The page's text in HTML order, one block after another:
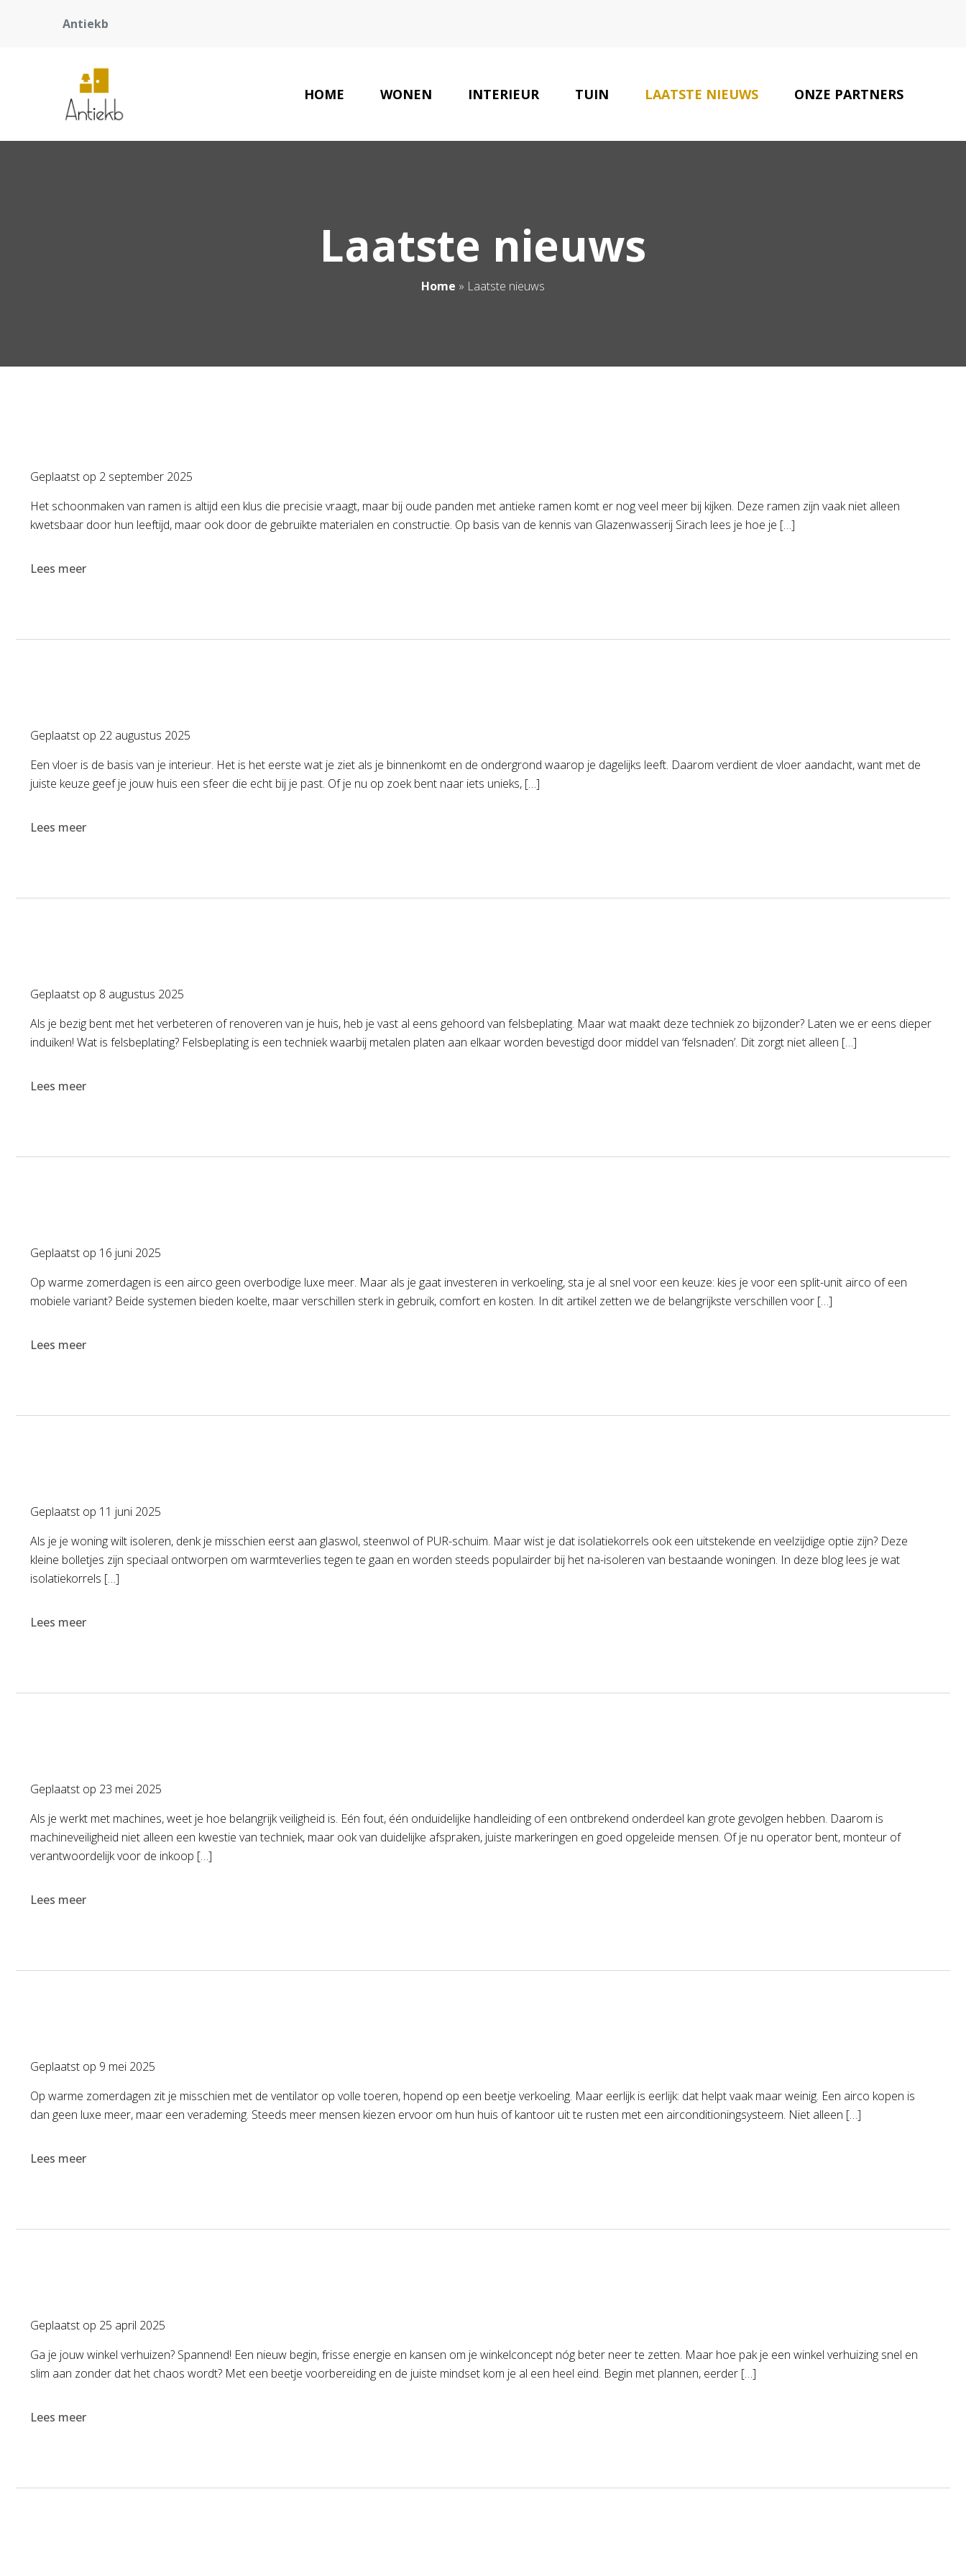
Antiekb
HOME WONEN INTERIEUR TUIN LAATSTE NIEUWS ONZE PARTNERS
Laatste nieuws
Home » Laatste nieuws
Geplaatst op 2 september 2025
Het schoonmaken van ramen is altijd een klus die precisie vraagt, maar bij oude panden met antieke ramen komt er nog veel meer bij kijken. Deze ramen zijn vaak niet alleen
kwetsbaar door hun leeftijd, maar ook door de gebruikte materialen en constructie. Op basis van de kennis van Glazenwasserij Sirach lees je hoe je […]
Lees meer
Geplaatst op 22 augustus 2025
Een vloer is de basis van je interieur. Het is het eerste wat je ziet als je binnenkomt en de ondergrond waarop je dagelijks leeft. Daarom verdient de vloer aandacht, want met de
juiste keuze geef je jouw huis een sfeer die echt bij je past. Of je nu op zoek bent naar iets unieks, […]
Lees meer
Geplaatst op 8 augustus 2025
Als je bezig bent met het verbeteren of renoveren van je huis, heb je vast al eens gehoord van felsbeplating. Maar wat maakt deze techniek zo bijzonder? Laten we er eens dieper
induiken! Wat is felsbeplating? Felsbeplating is een techniek waarbij metalen platen aan elkaar worden bevestigd door middel van ‘felsnaden’. Dit zorgt niet alleen […]
Lees meer
Geplaatst op 16 juni 2025
Op warme zomerdagen is een airco geen overbodige luxe meer. Maar als je gaat investeren in verkoeling, sta je al snel voor een keuze: kies je voor een split-unit airco of een
mobiele variant? Beide systemen bieden koelte, maar verschillen sterk in gebruik, comfort en kosten. In dit artikel zetten we de belangrijkste verschillen voor […]
Lees meer
Geplaatst op 11 juni 2025
Als je je woning wilt isoleren, denk je misschien eerst aan glaswol, steenwol of PUR-schuim. Maar wist je dat isolatiekorrels ook een uitstekende en veelzijdige optie zijn? Deze
kleine bolletjes zijn speciaal ontworpen om warmteverlies tegen te gaan en worden steeds populairder bij het na-isoleren van bestaande woningen. In deze blog lees je wat
isolatiekorrels […]
Lees meer
Geplaatst op 23 mei 2025
Als je werkt met machines, weet je hoe belangrijk veiligheid is. Eén fout, één onduidelijke handleiding of een ontbrekend onderdeel kan grote gevolgen hebben. Daarom is
machineveiligheid niet alleen een kwestie van techniek, maar ook van duidelijke afspraken, juiste markeringen en goed opgeleide mensen. Of je nu operator bent, monteur of
verantwoordelijk voor de inkoop […]
Lees meer
Geplaatst op 9 mei 2025
Op warme zomerdagen zit je misschien met de ventilator op volle toeren, hopend op een beetje verkoeling. Maar eerlijk is eerlijk: dat helpt vaak maar weinig. Een airco kopen is
dan geen luxe meer, maar een verademing. Steeds meer mensen kiezen ervoor om hun huis of kantoor uit te rusten met een airconditioningsysteem. Niet alleen […]
Lees meer
Geplaatst op 25 april 2025
Ga je jouw winkel verhuizen? Spannend! Een nieuw begin, frisse energie en kansen om je winkelconcept nóg beter neer te zetten. Maar hoe pak je een winkel verhuizing snel en
slim aan zonder dat het chaos wordt? Met een beetje voorbereiding en de juiste mindset kom je al een heel eind. Begin met plannen, eerder […]
Lees meer